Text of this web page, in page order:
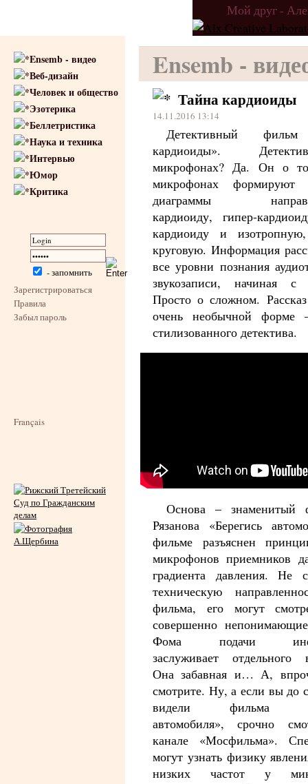
Мой друг -
Ensemb - видео
Веб-дизайн
Человек и общество
Эзотерика
Беллетристика
Наука и техника
Интервью
Юмор
Критика
- запомнить
Зарегистрироваться
Правила
Забыл пароль
Français
Ensemb -
Тайна кардиоиды
14.11.2016 13:14
Детективный
кардиоиды».
микрофонах? Да. Он о
микрофонах формируют
диаграммы
кардиоиду, гипер-
кардиоиду и
круговую. Информация
все уровни познания
звукозаписи, начиная с
Просто о сложном.
очень необычной
стилизованного детектива.
Основа – знаменитый
Рязанова «Берегись
фильме разъяснен
микрофонов приемников
градиента давления. Не
техническую
фильма, его могут
совершенно
Фома подачи
заслуживает отдельного
Она забавная и… А,
смотрите. Ну, а если вы до
видели фильма
автомобиля», срочно
канале «Мосфильма».
могут узнать физику
низких частот у